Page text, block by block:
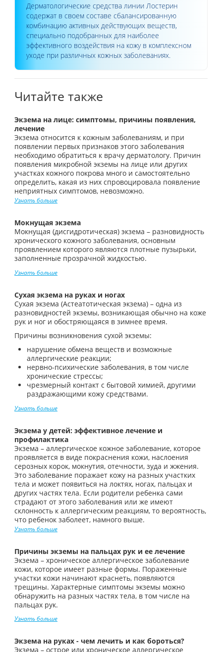
Дерматологические средства линии Лостерин
содержат в своем составе сбалансированную
комбинацию активных действующих веществ,
специально подобранных для наиболее
эффективного воздействия на кожу в комплексном
уходе при различных кожных заболеваниях.
Читайте также
Экзема на лице: симптомы, причины появления,
лечение
Экзема относится к кожным заболеваниям, и при
появлении первых признаков этого заболевания
необходимо обратиться к врачу дерматологу. Причин
появления микробной экземы на лице или других
участках кожного покрова много и самостоятельно
определить, какая из них спровоцировала появление
неприятных симптомов, невозможно.
Узнать больше
Мокнущая экзема
Мокнущая (дисгидротическая) экзема – разновидность
хронического кожного заболевания, основным
проявлением которого являются плотные пузырьки,
заполненные прозрачной жидкостью.
Узнать больше
Сухая экзема на руках и ногах
Сухая экзема (Астеатотическая экзема) – одна из
разновидностей экземы, возникающая обычно на коже
рук и ног и обостряющаяся в зимнее время.
Причины возникновения сухой экземы:
нарушение обмена веществ и возможные
аллергические реакции;
нервно-психические заболевания, в том числе
хронические стрессы;
чрезмерный контакт с бытовой химией, другими
раздражающими кожу средствами.
Узнать больше
Экзема у детей: эффективное лечение и
профилактика
Экзема – аллергическое кожное заболевание, которое
проявляется в виде покраснения кожи, наслоения
серозных корок, мокнутия, отечности, зуда и жжения.
Это заболевание поражает кожу на разных участких
тела и может появиться на локтях, ногах, пальцах и
других частях тела. Если родители ребенка сами
страдают от этого заболевания или же имеют
склонность к аллергическим реакциям, то вероятность,
что ребенок заболеет, намного выше.
Узнать больше
Причины экземы на пальцах рук и ее лечение
Экзема – хроническое аллергическое заболевание
кожи, которое имеет разные формы. Пораженные
участки кожи начинают краснеть, появляются
трещины. Характерные симптомы экземы можно
обнаружить на разных частях тела, в том числе на
пальцах рук.
Узнать больше
Экзема на руках - чем лечить и как бороться?
Экзема – острое или хроническое аллергическое